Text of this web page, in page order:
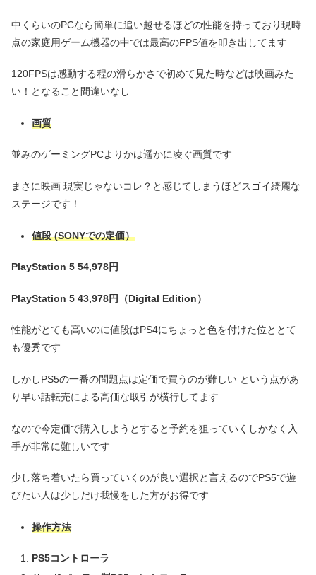
中くらいのPCなら簡単に追い越せるほどの性能を持っており現時
点の家庭用ゲーム機器の中では最高のFPS値を叩き出してます
120FPSは感動する程の滑らかさで初めて見た時などは映画みた
い！となること間違いなし
画質
並みのゲーミングPCよりかは遥かに凌ぐ画質です
まさに映画 現実じゃないコレ？と感じてしまうほどスゴイ綺麗な
ステージです！
値段 (SONYでの定価）
PlayStation 5 54,978円
PlayStation 5 43,978円（Digital Edition）
性能がとても高いのに値段はPS4にちょっと色を付けた位ととて
も優秀です
しかしPS5の一番の問題点は定価で買うのが難しい という点があ
り早い話転売による高価な取引が横行してます
なので今定価で購入しようとすると予約を狙っていくしかなく入
手が非常に難しいです
少し落ち着いたら買っていくのが良い選択と言えるのでPS5で遊
びたい人は少しだけ我慢をした方がお得です
操作方法
PS5コントローラ